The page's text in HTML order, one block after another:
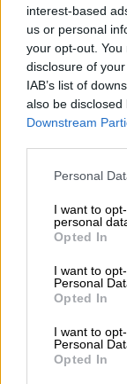
interest-based
us or personal
your opt-out.
disclosure of
IAB’s list of
also be
Downstream
Please note that
not limited to
grant or deny
use your data
consent section.
Personal
I want to
personal
Opted In
I want to
Personal
Opted In
I want to
Personal
Opted In
ΔΙΑΒΑΣΤΕ
Κόσμος|
Νίκη του
Κόμματος
Ρηνανίας-
Ο
έως 55,2%
ακροδεξιού
Ο πρώην